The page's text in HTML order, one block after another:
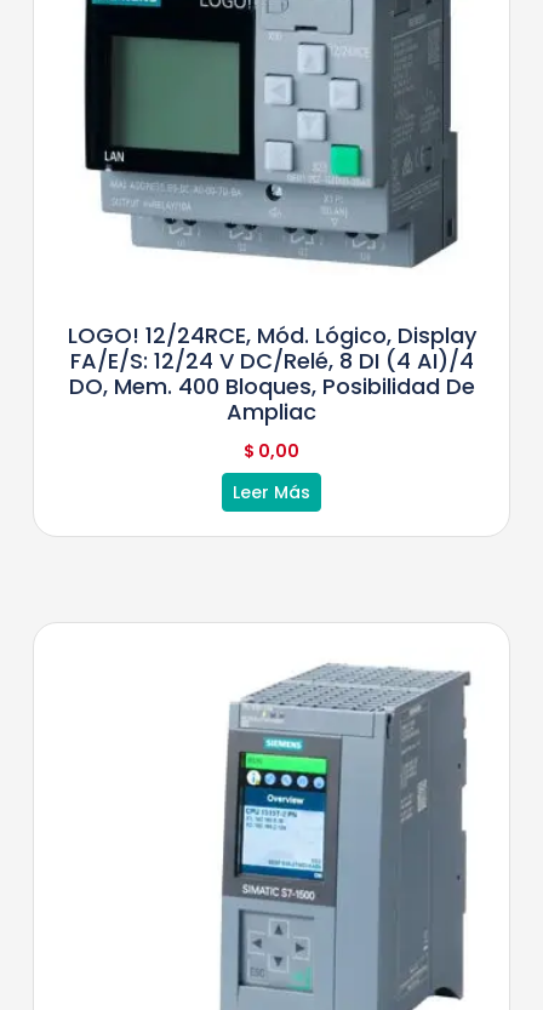
LOGO! 12/24RCE, Mód. Lógico, Display
FA/E/S: 12/24 V DC/relé, 8 DI (4 AI)/4
DO, Mem. 400 Bloques, Posibilidad De
Ampliac
$ 0,00
Leer Más